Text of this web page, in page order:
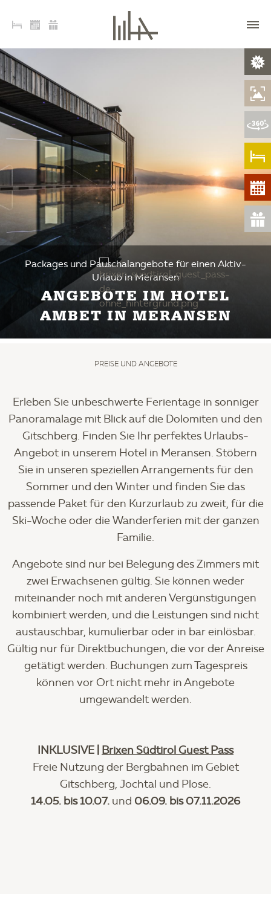
Packages und Pauschalangebote für einen Aktiv-
Urlaub in Meransen
ANGEBOTE IM HOTEL
AMBET IN MERANSEN
PREISE UND ANGEBOTE
Erleben Sie unbeschwerte Ferientage in sonniger
Panoramalage mit Blick auf die Dolomiten und den
Gitschberg. Finden Sie Ihr perfektes Urlaubs-
Angebot in unserem Hotel in Meransen. Stöbern
Sie in unseren speziellen Arrangements für den
Sommer und den Winter und finden Sie das
passende Paket für den Kurzurlaub zu zweit, für die
Ski-Woche oder die Wanderferien mit der ganzen
Familie.
Angebote sind nur bei Belegung des Zimmers mit
zwei Erwachsenen gültig. Sie können weder
miteinander noch mit anderen Vergünstigungen
kombiniert werden, und die Leistungen sind nicht
austauschbar, kumulierbar oder in bar einlösbar.
Gültig nur für Direktbuchungen, die vor der Anreise
getätigt werden. Buchungen zum Tagespreis
können vor Ort nicht mehr in Angebote
umgewandelt werden.
INKLUSIVE | Brixen Südtirol Guest Pass
Freie Nutzung der Bergbahnen im Gebiet
Gitschberg, Jochtal und Plose.
14.05. bis 10.07. und 06.09. bis 07.11.2026